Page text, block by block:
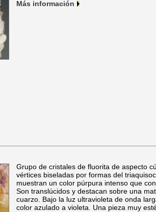
Más información
Grupo de cristales de fluorita de aspecto
vértices biseladas por formas del
muestran un color púrpura intenso que
Son translúcidos y destacan sobre una
cuarzo. Bajo la luz ultravioleta de onda
color azulado a violeta. Una pieza muy